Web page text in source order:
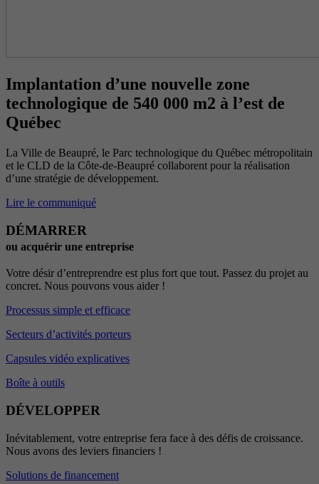
Implantation d’une nouvelle zone
technologique de 540 000 m2 à l’est de
Québec
La Ville de Beaupré, le Parc technologique du Québec métropolitain
et le CLD de la Côte-de-Beaupré collaborent pour la réalisation
d’une stratégie de développement.
Lire le communiqué
DÉMARRER
ou acquérir une entreprise
Votre désir d’entreprendre est plus fort que tout. Passez du projet au
concret. Nous pouvons vous aider !
Processus simple et efficace
Secteurs d’activités porteurs
Capsules vidéo explicatives
Boîte à outils
DÉVELOPPER
Inévitablement, votre entreprise fera face à des défis de croissance.
Nous avons des leviers financiers !
Solutions de financement